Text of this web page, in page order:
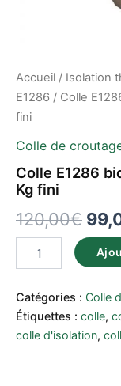
Accueil / Isolation
E1286 / Colle
fini
Colle de
Colle E1286
Kg fini
120,00€
Catégories : Colle
Étiquettes : colle,
colle d'isolation,